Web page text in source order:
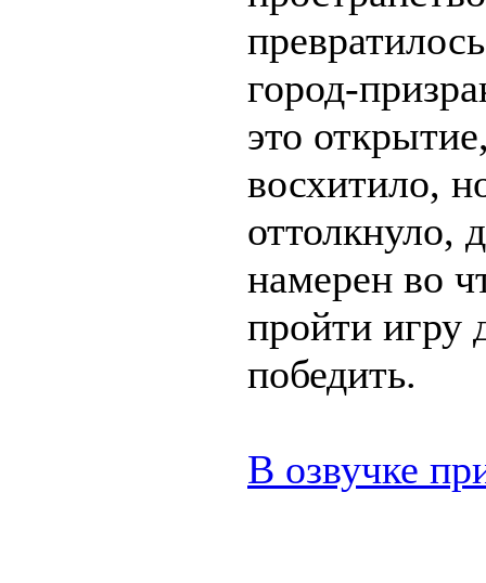
город-
это
восхитило,
оттолкнуло,
намерен во
пройти игру
победить.
В озвучке